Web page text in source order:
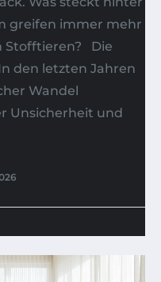
greifen immer mehr
Stofftieren? Die
den letzten Jahren
Wandel
Unsicherheit und